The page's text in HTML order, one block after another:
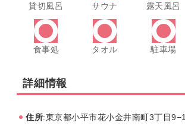
貸切風呂 サウナ 露天風呂
食事処 タオル 駐車場
詳細情報
住所:東京都小平市花小金井南町3丁目9−1